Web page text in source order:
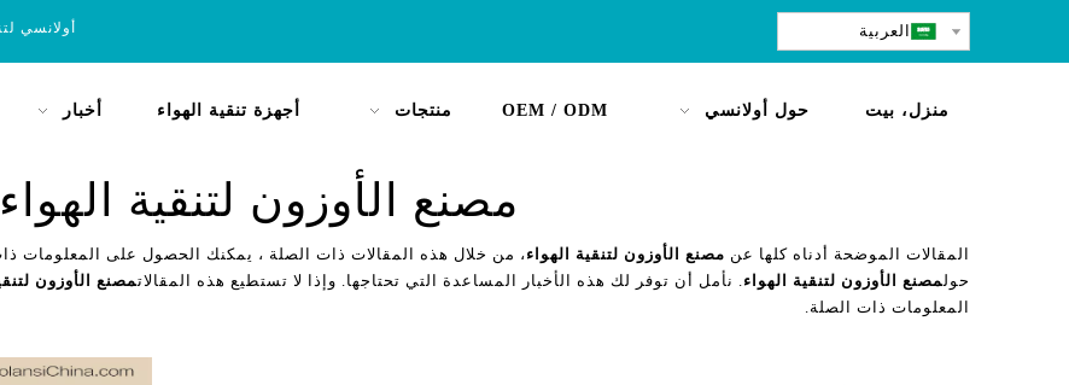
أولانسي العربية
منزل، بيت حول أولانسي OEM / ODM منتجات أجهزة تنقية الهواء أخبار
مصنع الأوزون لتنقية الهواء
المقالات الموضحة أدناه كلها عن مصنع الأوزون لتنقية الهواء ، من خلال هذه المقالات ذات الصلة ، يمكنك الحصول على المعلومات
حولمصنع الأوزون لتنقية الهواء. نأمل أن توفر لك هذه الأخبار المساعدة التي تحتاجها. وإذا لا تستطيع هذه المقالاتمصنع الأوزون
المعلومات ذات الصلة.